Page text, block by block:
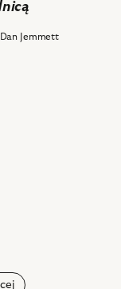
Dan Jemmett